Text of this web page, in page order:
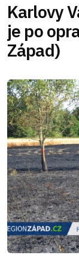
Karlovy
je po
Západ)